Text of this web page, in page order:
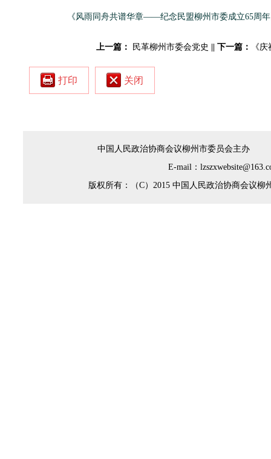
《风雨同舟共谱华章——纪念民盟柳州市委成立65周
上一篇： 民革柳州市委会党史 下一篇： 《
打印 关闭
中国人民政治协商会议柳州市委员会主
E-mail：
版权所有：（C）2015 中国人民政治协商